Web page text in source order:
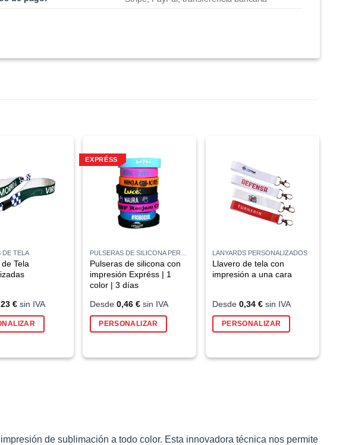
DE TELA
Tela
€sin IVA
EXPRÉSS
Pulseras de silicona con
impresión Expréss | 1
color | 3 días
Desde 0,46 €sin IVA
PERSONALIZAR
LANYARDS PERSONALIZADOS
Llavero de tela con
impresión a una cara
Desde0,34€ sin IVA
PERSONALIZAR
múltiples
elegir
de sublimación a todo color. Esta innovadora técnica nos permite